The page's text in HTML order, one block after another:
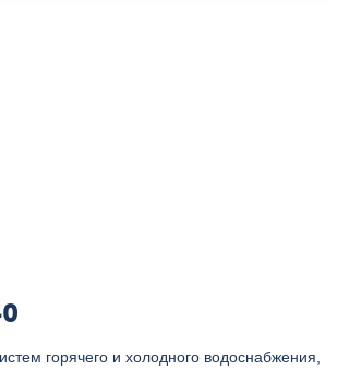
горячего и холодного водоснабжения,